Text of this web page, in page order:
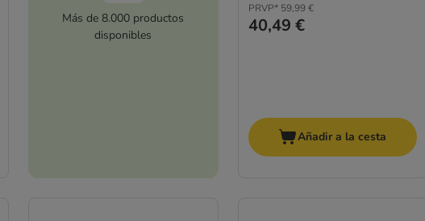
Más de 8.000 productos
disponibles
PRVP* 59,99 €
40,49 €
Añadir a la cesta